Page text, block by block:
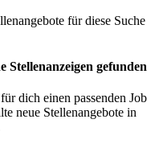
für diese Suche
Stellenanzeigen gefunden
dich einen passenden Job
neue Stellenangebote in